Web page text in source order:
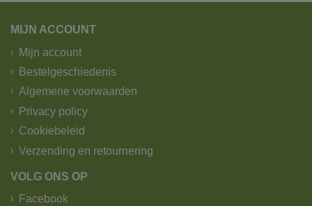
pakjesdienst?
Pakketjes worden verzonden door B-post.
Wij verzenden pakketjes tot 25kg.
door GLS.
1. Standaard levering - trekker -
kipoplegger met kraan.
MIJN ACCOUNT
Mijn account
Bestelgeschiedenis
Algemene voorwaarden
Privacy policy
Cookiebeleid
Verzending en retournering
VOLG ONS OP
Facebook